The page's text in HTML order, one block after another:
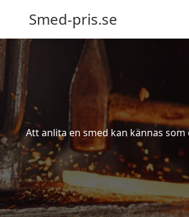
Smed-pris.se
Att anlita en smed kan kännas